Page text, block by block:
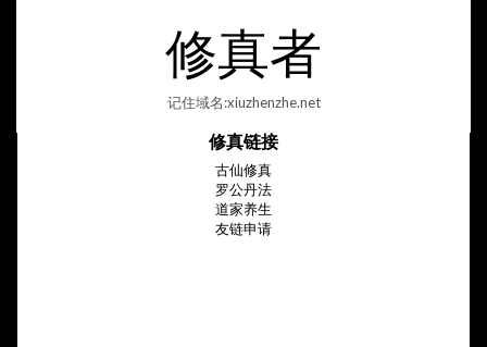
修真者
记住域名:xiuzhenzhe.net
修真链接
古仙修真
罗公丹法
道家养生
友链申请